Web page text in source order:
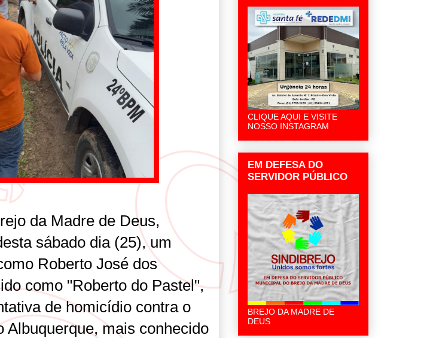
da Madre de Deus,
sábado dia (25), um
Roberto José dos
como "Roberto do Pastel",
de homicídio contra o
Albuquerque, mais conhecido
CLIQUE AQUI E VISITE
NOSSO INSTAGRAM
EM DEFESA DO
SERVIDOR PÚBLICO
BREJO DA MADRE DE
DEUS